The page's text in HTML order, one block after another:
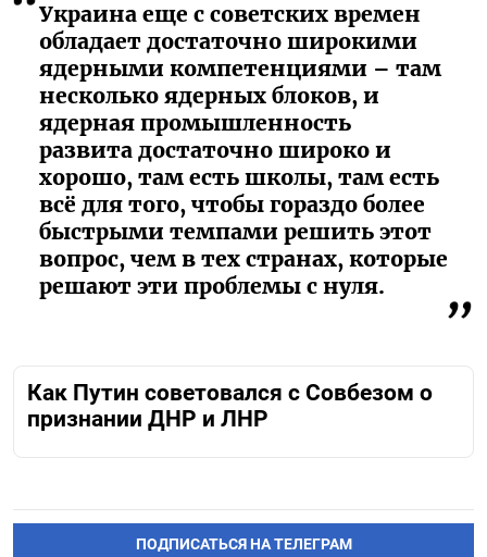
Украина еще с советских времен
обладает достаточно широкими
ядерными компетенциями – там
несколько ядерных блоков, и
ядерная промышленность
развита достаточно широко и
хорошо, там есть школы, там есть
всё для того, чтобы гораздо более
быстрыми темпами решить этот
вопрос, чем в тех странах, которые
решают эти проблемы с нуля.
Как Путин советовался с Совбезом о
признании ДНР и ЛНР
ПОДПИСАТЬСЯ НА ТЕЛЕГРАМ